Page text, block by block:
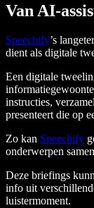
Van AI-
Speechify’s
dient als digitale
Een digitale
instructies,
presenteert die op
Zo kan Speechify
onderwerpen
Deze briefings
info uit
luistermoment.